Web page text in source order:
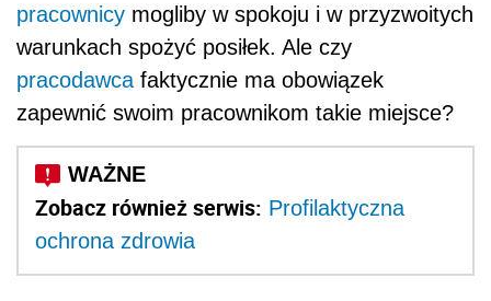
pracownicy mogliby w spokoju i w przyzwoitych
warunkach spożyć posiłek. Ale czy
pracodawca faktycznie ma obowiązek
zapewnić swoim pracownikom takie miejsce?
Zobacz również serwis: Profilaktyczna
ochrona zdrowia